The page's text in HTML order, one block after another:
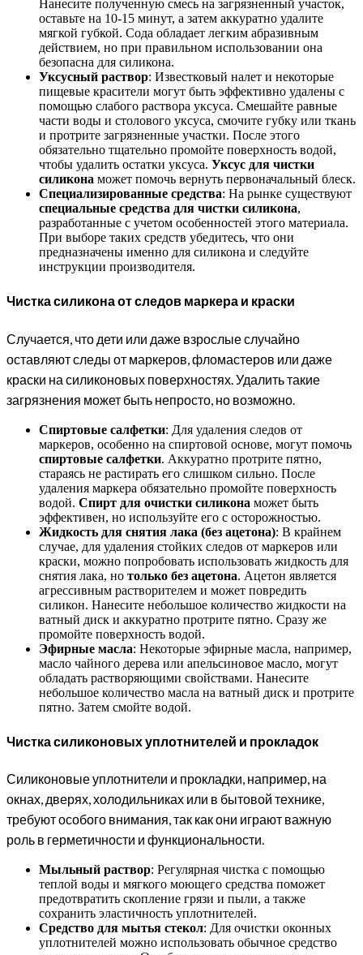
Нанесите полученную смесь на загрязненный участок,
оставьте на 10-15 минут, а затем аккуратно удалите
мягкой губкой. Сода обладает легким абразивным
действием, но при правильном использовании она
безопасна для силикона.
Уксусный раствор: Известковый налет и некоторые
пищевые красители могут быть эффективно удалены с
помощью слабого раствора уксуса. Смешайте равные
части воды и столового уксуса, смочите губку или ткань
и протрите загрязненные участки. После этого
обязательно тщательно промойте поверхность водой,
чтобы удалить остатки уксуса. Уксус для чистки
силикона может помочь вернуть первоначальный блеск.
Специализированные средства: На рынке существуют
специальные средства для чистки силикона,
разработанные с учетом особенностей этого материала.
При выборе таких средств убедитесь, что они
предназначены именно для силикона и следуйте
инструкции производителя.
Чистка силикона от следов маркера и краски
Случается, что дети или даже взрослые случайно
оставляют следы от маркеров, фломастеров или даже
краски на силиконовых поверхностях. Удалить такие
загрязнения может быть непросто, но возможно.
Спиртовые салфетки: Для удаления следов от
маркеров, особенно на спиртовой основе, могут помочь
спиртовые салфетки. Аккуратно протрите пятно,
стараясь не растирать его слишком сильно. После
удаления маркера обязательно промойте поверхность
водой. Спирт для очистки силикона может быть
эффективен, но используйте его с осторожностью.
Жидкость для снятия лака (без ацетона): В крайнем
случае, для удаления стойких следов от маркеров или
краски, можно попробовать использовать жидкость для
снятия лака, но только без ацетона. Ацетон является
агрессивным растворителем и может повредить
силикон. Нанесите небольшое количество жидкости на
ватный диск и аккуратно протрите пятно. Сразу же
промойте поверхность водой.
Эфирные масла: Некоторые эфирные масла, например,
масло чайного дерева или апельсиновое масло, могут
обладать растворяющими свойствами. Нанесите
небольшое количество масла на ватный диск и протрите
пятно. Затем смойте водой.
Чистка силиконовых уплотнителей и прокладок
Силиконовые уплотнители и прокладки, например, на
окнах, дверях, холодильниках или в бытовой технике,
требуют особого внимания, так как они играют важную
роль в герметичности и функциональности.
Мыльный раствор: Регулярная чистка с помощью
теплой воды и мягкого моющего средства поможет
предотвратить скопление грязи и пыли, а также
сохранить эластичность уплотнителей.
Средство для мытья стекол: Для очистки оконных
уплотнителей можно использовать обычное средство